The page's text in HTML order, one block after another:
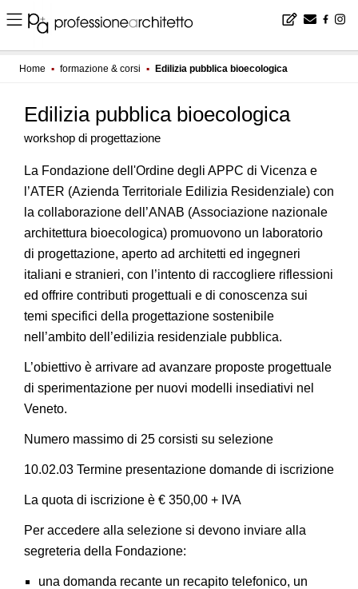
Home ▪ formazione & corsi ▪ Edilizia pubblica bioecologica
Edilizia pubblica bioecologica
workshop di progettazione
La Fondazione dell'Ordine degli APPC di Vicenza e
l’ATER (Azienda Territoriale Edilizia Residenziale) con
la collaborazione dell’ANAB (Associazione nazionale
architettura bioecologica) promuovono un laboratorio
di progettazione, aperto ad architetti ed ingegneri
italiani e stranieri, con l’intento di raccogliere riflessioni
ed offrire contributi progettuali e di conoscenza sui
temi specifici della progettazione sostenibile
nell’ambito dell’edilizia residenziale pubblica.
L’obiettivo è arrivare ad avanzare proposte progettuale
di sperimentazione per nuovi modelli insediativi nel
Veneto.
Numero massimo di 25 corsisti su selezione
10.02.03 Termine presentazione domande di iscrizione
La quota di iscrizione è € 350,00 + IVA
Per accedere alla selezione si devono inviare alla
segreteria della Fondazione:
una domanda recante un recapito telefonico, un